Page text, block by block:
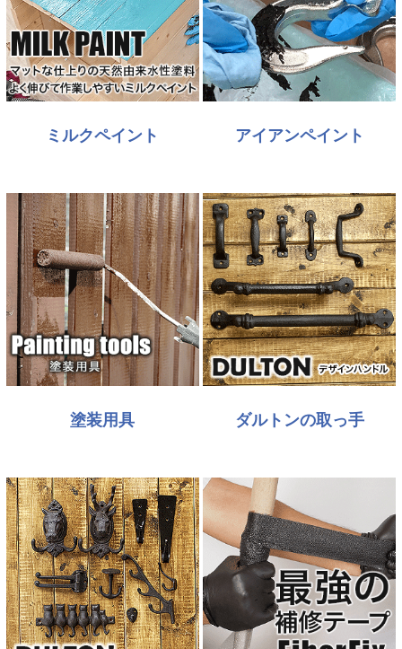
ミルクペイント アイアンペイント
塗装用具 ダルトンの取っ手